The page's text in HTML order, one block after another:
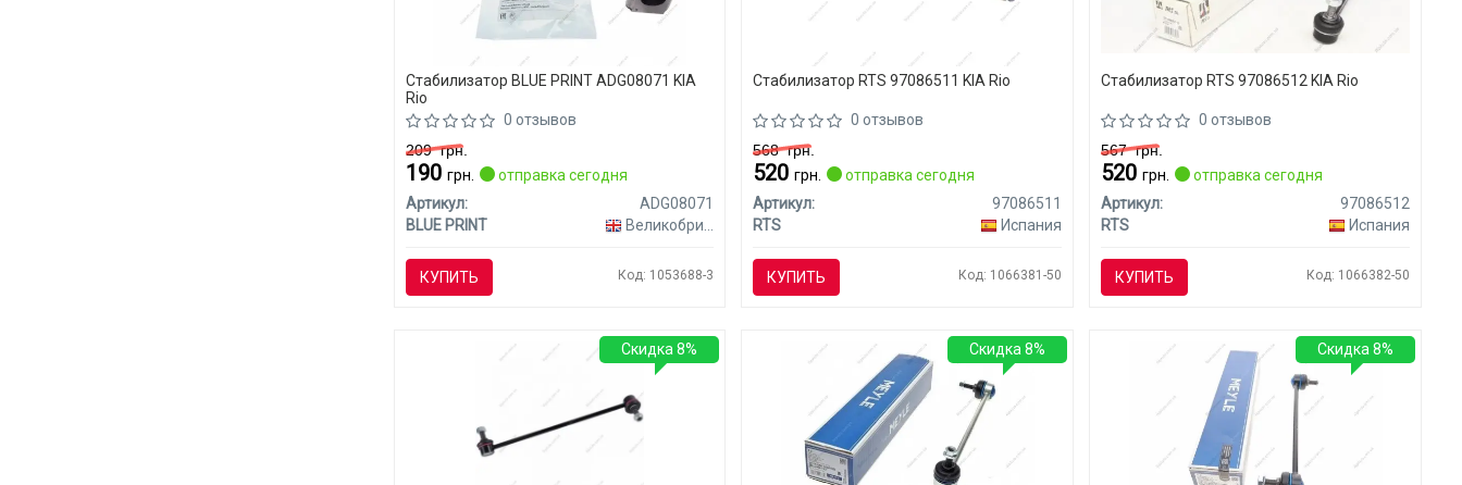
Стабилизатор BLUE PRINT ADG08071 KIA
Rio
0 отзывов
209грн.
190 грн.
отправка сегодня
Артикул:
ADG08071
BLUE PRINT
Великобритания
КУПИТЬ Код: 1053688-3
Стабилизатор RTS 97086511 KIA Rio
0 отзывов
568грн.
520грн.
отправка сегодня
Артикул:
97086511
RTS
Испания
КУПИТЬ Код: 1066381-50
Стабилизатор RTS 97086512 KIA Rio
0 отзывов
567грн.
520грн.
отправка сегодня
Артикул:
97086512
RTS
Испания
КУПИТЬ Код: 1066382-50
Скидка 8% Скидка 8% Скидка 8%